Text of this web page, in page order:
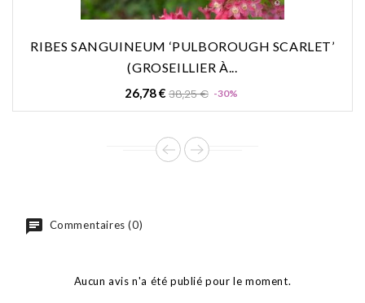
RIBES SANGUINEUM ‘PULBOROUGH SCARLET’
(GROSEILLIER À...
26,78 € Prix
38,25 € -30%
Commentaires (0)
Aucun avis n'a été publié pour le moment.